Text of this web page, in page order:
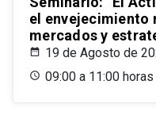
el envejecimiento
mercados y
19 de Agosto de
09:00 a 11:00 horas